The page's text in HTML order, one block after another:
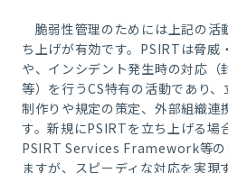
脆弱性管理のためには上記の活
ち上げが有効です。PSIRTは脅威
や、インシデント発生時の対応（
等）を行うCS特有の活動であり
制作りや規定の策定、外部組織連
す。新規にPSIRTを立ち上げる場
PSIRT Services Framework等の
ますが、スピーディな対応を実現